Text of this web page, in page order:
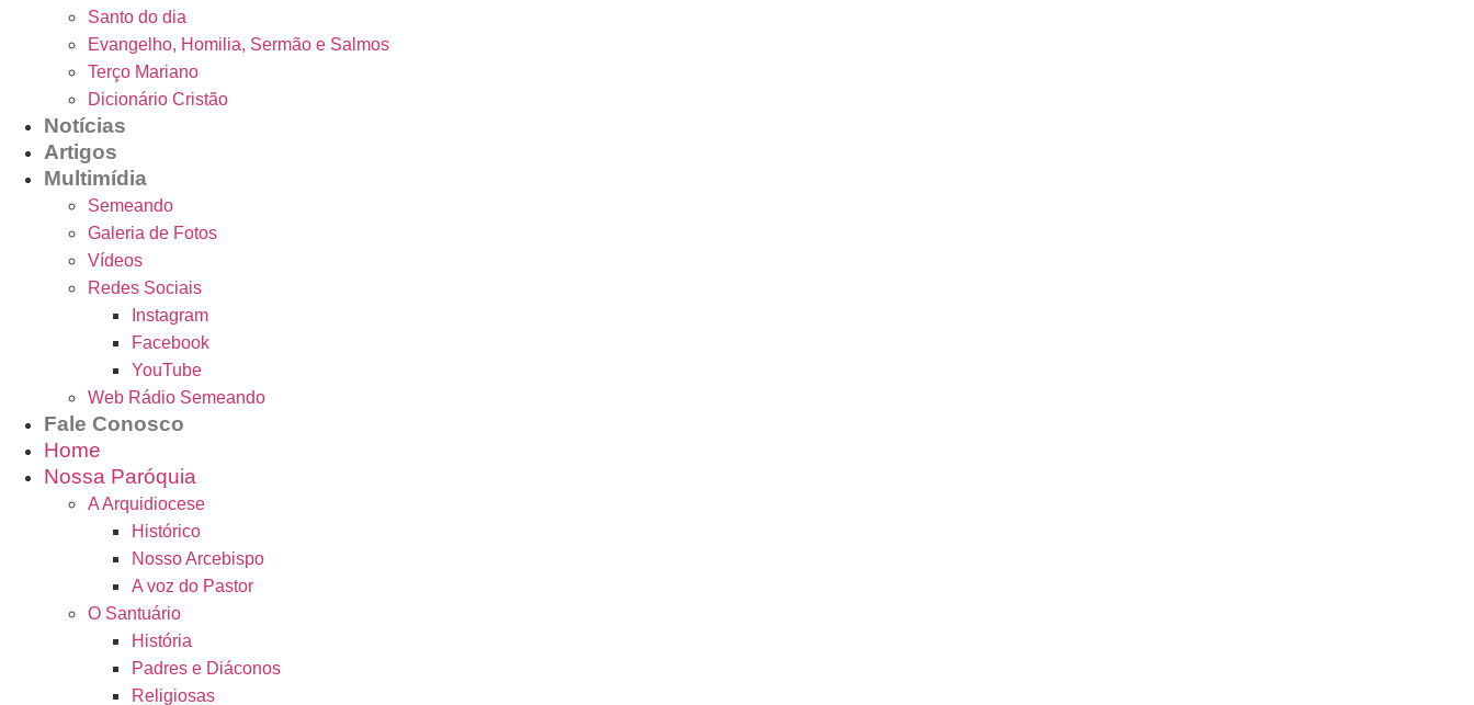
Santo do dia
Evangelho, Homilia, Sermão e Salmos
Terço Mariano
Dicionário Cristão
Notícias
Artigos
Multimídia
Semeando
Galeria de Fotos
Vídeos
Redes Sociais
Instagram
Facebook
YouTube
Web Rádio Semeando
Fale Conosco
Home
Nossa Paróquia
A Arquidiocese
Histórico
Nosso Arcebispo
A voz do Pastor
O Santuário
História
Padres e Diáconos
Religiosas